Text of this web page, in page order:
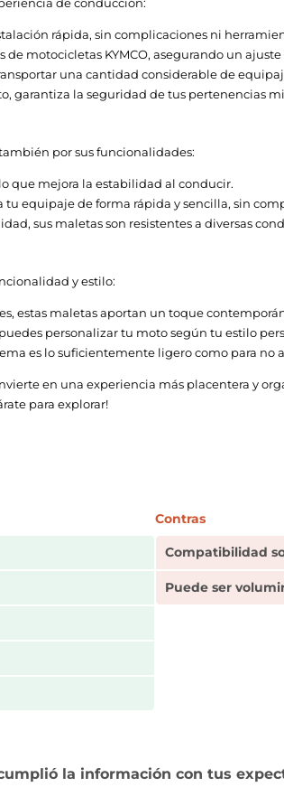
rápida, sin complicaciones ni
motocicletas KYMCO, asegurando un ajuste
una cantidad considerable de
garantiza la seguridad de tus pertenencias
también por sus funcionalidades:
que mejora la estabilidad al conducir.
tu equipaje de forma rápida y sencilla, sin
sus maletas son resistentes a diversas
y estilo:
estas maletas aportan un toque
personalizar tu moto según tu estilo
es lo suficientemente ligero como para
en una experiencia más placentera y
para explorar!
Contras
Compatibilidad
Puede ser
la información con tus